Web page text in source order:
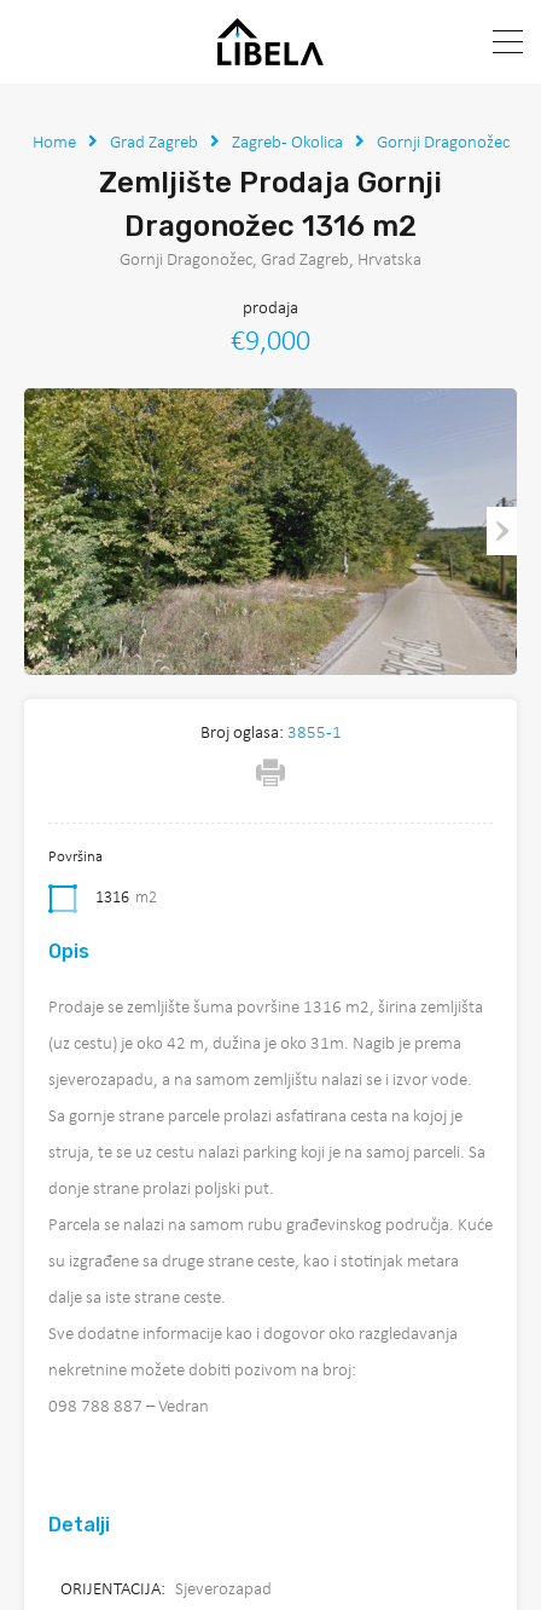
Home Grad Zagreb Zagreb - Okolica Gornji Dragonožec
Zemljište Prodaja Gornji
Dragonožec 1316 m2
Gornji Dragonožec, Grad Zagreb, Hrvatska
prodaja
€9,000
Broj oglasa: 3855-1
Površina
1316 m2
Opis
Prodaje se zemljište šuma površine 1316 m2, širina zemljišta
(uz cestu) je oko 42 m, dužina je oko 31m. Nagib je prema
sjeverozapadu, a na samom zemljištu nalazi se i izvor vode.
Sa gornje strane parcele prolazi asfatirana cesta na kojoj je
struja, te se uz cestu nalazi parking koji je na samoj parceli. Sa
donje strane prolazi poljski put.
Parcela se nalazi na samom rubu građevinskog područja. Kuće
su izgrađene sa druge strane ceste, kao i stotinjak metara
dalje sa iste strane ceste.
Sve dodatne informacije kao i dogovor oko razgledavanja
nekretnine možete dobiti pozivom na broj:
098 788 887 – Vedran
Detalji
ORIJENTACIJA: Sjeverozapad